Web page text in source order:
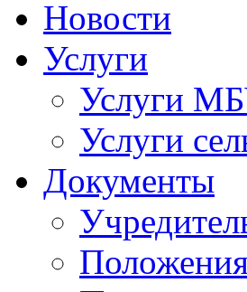
Новости
Услуги
Услуги
Услуги
Документы